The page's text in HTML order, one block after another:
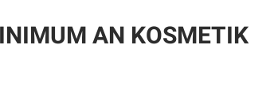
AN KOSMETIK